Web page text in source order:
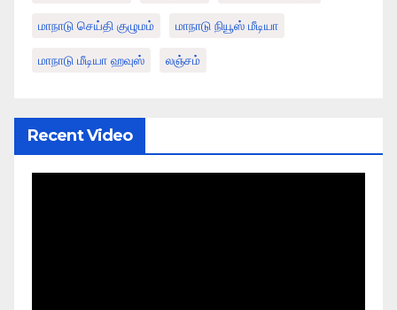
மாநாடு செய்தி குழுமம் மாநாடு நியூஸ் மீடியா
மாநாடு மீடியா ஹவுஸ் லஞ்சம்
Recent Video